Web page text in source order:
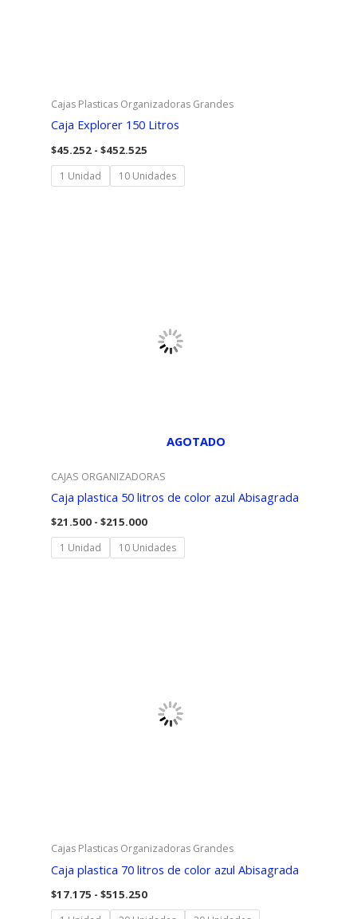
Cajas Plasticas Organizadoras Grandes
Caja Explorer 150 Litros
$45.252 - $452.525Rango
precios:
desde
1 Unidad 10 Unidades
AGOTADO
CAJAS ORGANIZADORAS
Caja plastica 50 litros de color azul Abisagrada
$21.500 - $215.000Rango
precios:
desde
1 Unidad 10 Unidades
Cajas Plasticas Organizadoras Grandes
Caja plastica 70 litros de color azul Abisagrada
$17.175 - $515.250Rango